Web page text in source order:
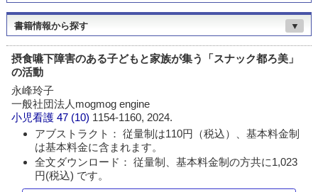
書籍情報から探す ▼
摂食嚥下障害のある子どもと家族が集う「スナック都ろ美」
の活動
永峰玲子
一般社団法人mogmog engine
小児看護 47 (10) 1154-1160, 2024.
アブストラクト： 従量制は110円（税込）、基本料金制
は基本料金に含まれます。
全文ダウンロード： 従量制、基本料金制の方共に1,023
円(税込) です。